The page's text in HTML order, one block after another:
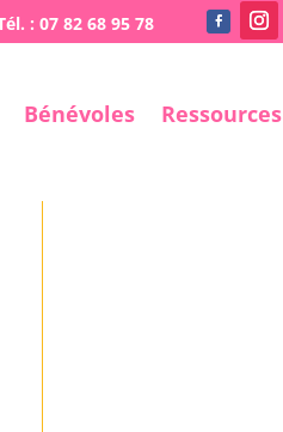
Bénévoles Ressources